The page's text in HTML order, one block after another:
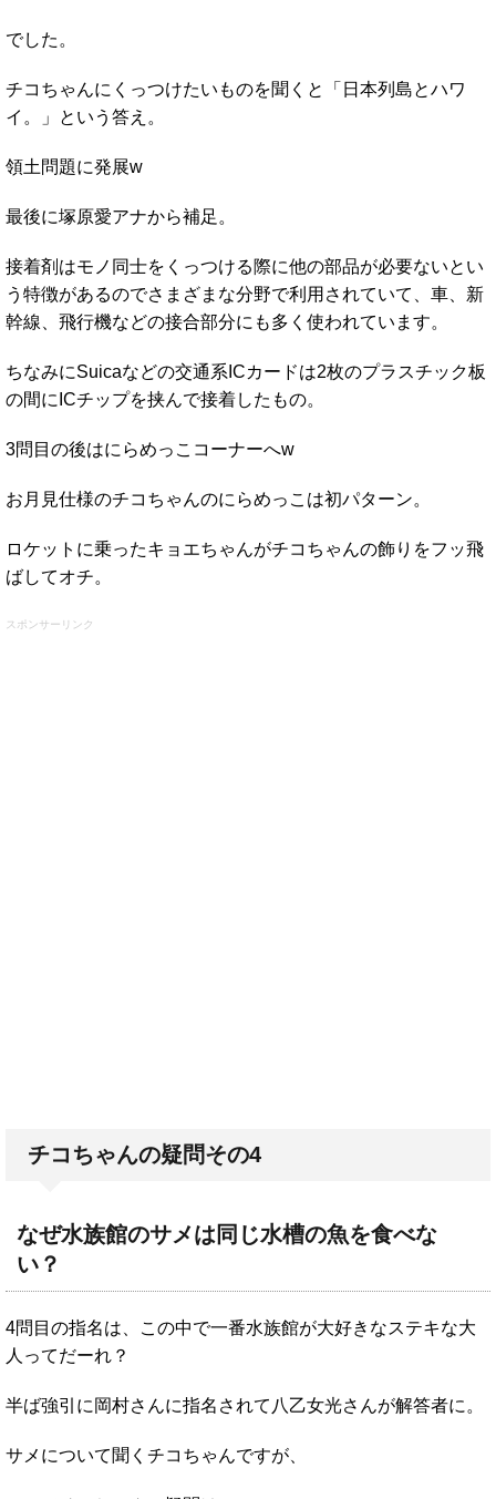
でした。
チコちゃんにくっつけたいものを聞くと「日本列島とハワ
イ。」という答え。
領土問題に発展w
最後に塚原愛アナから補足。
接着剤はモノ同士をくっつける際に他の部品が必要ないとい
う特徴があるのでさまざまな分野で利用されていて、車、新
幹線、飛行機などの接合部分にも多く使われています。
ちなみにSuicaなどの交通系ICカードは2枚のプラスチック板
の間にICチップを挟んで接着したもの。
3問目の後はにらめっこコーナーへw
お月見仕様のチコちゃんのにらめっこは初パターン。
ロケットに乗ったキョエちゃんがチコちゃんの飾りをフッ飛
ばしてオチ。
スポンサーリンク
チコちゃんの疑問その4
なぜ水族館のサメは同じ水槽の魚を食べな
い？
4問目の指名は、この中で一番水族館が大好きなステキな大
人ってだーれ？
半ば強引に岡村さんに指名されて八乙女光さんが解答者に。
サメについて聞くチコちゃんですが、